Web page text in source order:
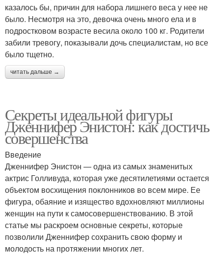
казалось бы, причин для набора лишнего веса у нее не
было. Несмотря на это, девочка очень много ела и в
подростковом возрасте весила около 100 кг. Родители
забили тревогу, показывали дочь специалистам, но все
было тщетно.
читать дальше →
Секреты идеальной фигуры
Дженнифер Энистон: как достичь
совершенства
Введение
Дженнифер Энистон — одна из самых знаменитых
актрис Голливуда, которая уже десятилетиями остается
объектом восхищения поклонников во всем мире. Ее
фигура, обаяние и изящество вдохновляют миллионы
женщин на пути к самосовершенствованию. В этой
статье мы раскроем основные секреты, которые
позволили Дженнифер сохранить свою форму и
молодость на протяжении многих лет.